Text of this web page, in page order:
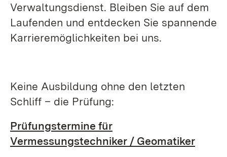
Verwaltungsdienst. Bleiben Sie auf dem
Laufenden und entdecken Sie spannende
Karrieremöglichkeiten bei uns.
Keine Ausbildung ohne den letzten
Schliff – die Prüfung:
Prüfungstermine für
Vermessungstechniker / Geomatiker